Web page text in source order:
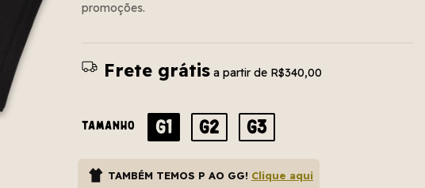
promoções.
Frete grátis a partir de R$340,00
TAMANHO G1 G2 G3
TAMBÉM TEMOS P AO GG! Clique aqui